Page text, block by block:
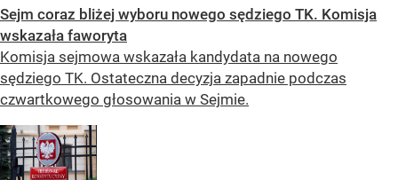
Sejm coraz bliżej wyboru nowego sędziego TK. Komisja
wskazała faworyta
Komisja sejmowa wskazała kandydata na nowego
sędziego TK. Ostateczna decyzja zapadnie podczas
czwartkowego głosowania w Sejmie.